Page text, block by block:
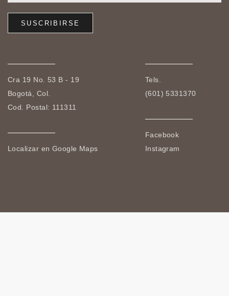
Cra 19 No. 53 B - 19
Bogotá, Col.
Cod. Postal: 111311
Localizar en Google Maps
Tels.
(601) 5331370
Facebook
Instagram